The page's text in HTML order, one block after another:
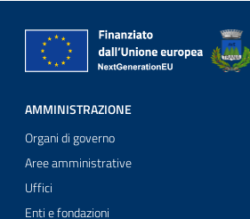
AMMINISTRAZIONE
Organi di governo
Aree amministrative
Uffici
Enti e fondazioni